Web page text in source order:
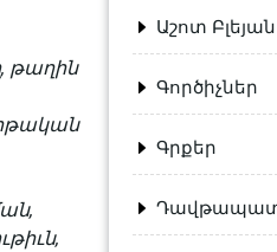
թաղին
Աշոտ
Գործիչներ
Գրքեր